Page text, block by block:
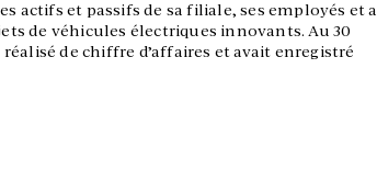
actifs et passifs de sa filiale, ses employés et a
de véhicules électriques innovants. Au 30
réalisé de chiffre d’affaires et avait enregistré